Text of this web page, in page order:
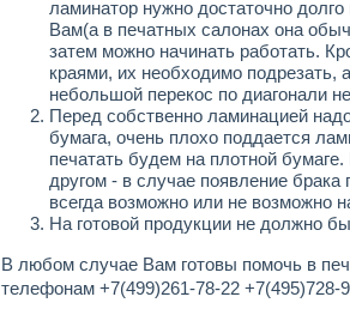
ламинатор нужно достаточно
Вам(а в печатных салонах она
затем можно начинать работать.
краями, их необходимо подрезать,
небольшой перекос по диагонали
Перед собственно ламинацией
бумага, очень плохо поддается
печатать будем на плотной
другом - в случае появление брака
всегда возможно или не возможно
На готовой продукции не должно
В любом случае Вам готовы помочь в
телефонам +7(499)261-78-22 +7(495)728-